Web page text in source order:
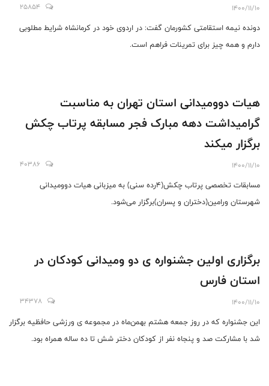
1400/11/10
25854
دونده نیمه استقامتی کشورمان گفت: در اردوی خود در کرمانشاه شرایط مطلوبی
دارم و همه چیز برای تمرینات فراهم است.
‎هیات دوومیدانی استان تهران به مناسبت
گرامیداشت دهه مبارک فجر مسابقه پرتاب چکش
برگزار میکند
1400/11/10
40386
مسابقات تخصصی پرتاب چکش(۴رده سنی) به میزبانی هیات دوومیدانی
شهرستان ورامین(دختران و پسران)برگزار می‌شود.
برگزاری اولین جشنواره ی دو ومیدانی کودکان در
استان فارس
1400/11/10
34378
این جشنواره که در روز جمعه هشتم بهمن‌ماه در مجموعه ی ورزشی حافظیه برگزار
شد با مشارکت صد و پنجاه نفر از کودکان دختر شش تا ده ساله همراه بود.